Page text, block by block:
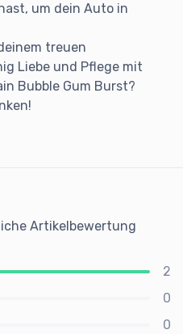
um dein Auto in
treuen
Liebe und Pflege mit
Bubble Gum Burst?
Artikelbewertung
2
0
0